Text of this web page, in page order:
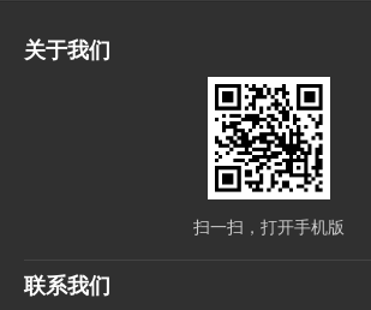
关于我们
扫一扫，打开手机版
联系我们